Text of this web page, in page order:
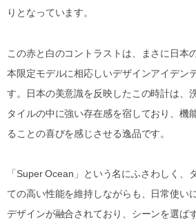
りとなっています。
この赤と白のコントラストは、まさに日本
本限定モデルに相応しいデザインアイデン
す。日本の美意識を反映したこの時計は、
タイルの中に強い存在感を宿しており、機
ることの喜びを感じさせる逸品です。
「Super Ocean」という名にふさわしく、
ての高い性能を維持しながらも、日常使い
デザインが融合されており、シーンを選ば